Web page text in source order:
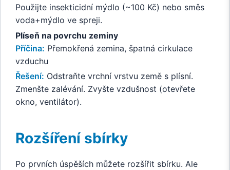
Použijte insekticidní mýdlo (~100 Kč) nebo směs
voda+mýdlo ve spreji.
Plíseň na povrchu zeminy
Příčina: Přemokřená zemina, špatná cirkulace
vzduchu
Řešení: Odstraňte vrchní vrstvu země s plísní.
Zmenšte zalévání. Zvyšte vzdušnost (otevřete
okno, ventilátor).
Rozšíření sbírky
Po prvních úspěších můžete rozšířit sbírku. Ale